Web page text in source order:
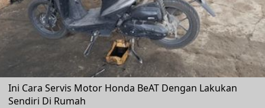
Ini Cara Servis Motor Honda BeAT Dengan Lakukan
Sendiri Di Rumah